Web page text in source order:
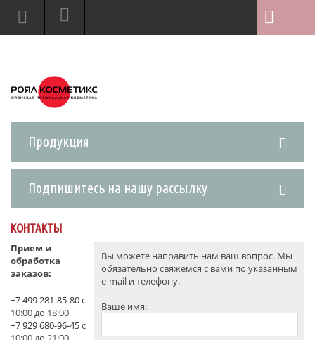
Продукция
Подпишитесь на нашу рассылку
КОНТАКТЫ
Вы можете направить нам ваш вопрос. Мы
обязательно свяжемся с вами по указанным
e-mail и телефону.
Ваше имя:
Прием и
обработка
заказов:
+7 499 281-85-80с
10:00 до 18:00
+7 929 680-96-45с